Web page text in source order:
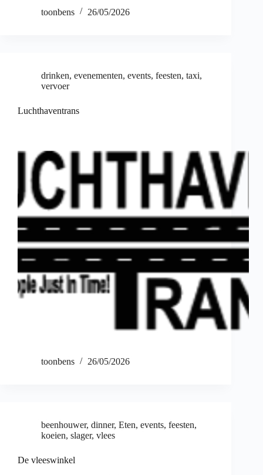
toonbens 26/05/2026
drinken, evenementen, events, feesten, taxi,
vervoer
Luchthaventrans
toonbens 26/05/2026
beenhouwer, dinner, Eten, events, feesten,
koeien, slager, vlees
De vleeswinkel